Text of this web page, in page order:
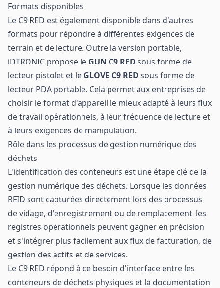
Formats disponibles
Le C9 RED est également disponible dans d'autres
formats pour répondre à différentes exigences de
terrain et de lecture. Outre la version portable,
iDTRONIC propose le GUN C9 RED sous forme de
lecteur pistolet et le GLOVE C9 RED sous forme de
lecteur PDA portable. Cela permet aux entreprises de
choisir le format d'appareil le mieux adapté à leurs flux
de travail opérationnels, à leur fréquence de lecture et
à leurs exigences de manipulation.
Rôle dans les processus de gestion numérique des
déchets
L'identification des conteneurs est une étape clé de la
gestion numérique des déchets. Lorsque les données
RFID sont capturées directement lors des processus
de vidage, d'enregistrement ou de remplacement, les
registres opérationnels peuvent gagner en précision
et s'intégrer plus facilement aux flux de facturation, de
gestion des actifs et de services.
Le C9 RED répond à ce besoin d'interface entre les
conteneurs de déchets physiques et la documentation